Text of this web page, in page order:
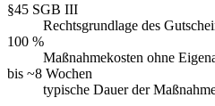
§45 SGB III
Rechtsgrundlage des
100 %
Maßnahmekosten ohne
bis ~8 Wochen
typische Dauer der